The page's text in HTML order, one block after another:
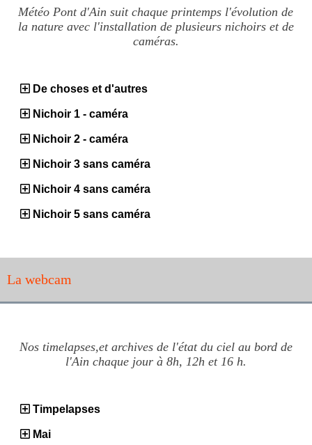
Météo Pont d'Ain suit chaque printemps l'évolution de
la nature avec l'installation de plusieurs nichoirs et de
caméras.
De choses et d'autres
Nichoir 1 - caméra
Nichoir 2 - caméra
Nichoir 3 sans caméra
Nichoir 4 sans caméra
Nichoir 5 sans caméra
La webcam
Nos timelapses,et archives de l'état du ciel au bord de
l'Ain chaque jour à 8h, 12h et 16 h.
Timpelapses
Mai